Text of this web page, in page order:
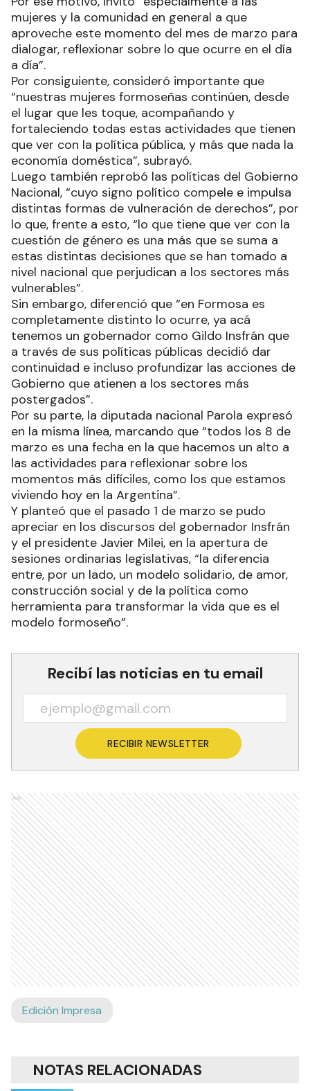
mujeres y la comunidad en general a que
aproveche este momento del mes de marzo para
dialogar, reflexionar sobre lo que ocurre en el día
a día”.
Por consiguiente, consideró importante que
“nuestras mujeres formoseñas continúen, desde
el lugar que les toque, acompañando y
fortaleciendo todas estas actividades que tienen
que ver con la política pública, y más que nada la
economía doméstica”, subrayó.
Luego también reprobó las políticas del Gobierno
Nacional, “cuyo signo político compele e impulsa
distintas formas de vulneración de derechos”, por
lo que, frente a esto, “lo que tiene que ver con la
cuestión de género es una más que se suma a
estas distintas decisiones que se han tomado a
nivel nacional que perjudican a los sectores más
vulnerables”.
Sin embargo, diferenció que “en Formosa es
completamente distinto lo ocurre, ya acá
tenemos un gobernador como Gildo Insfrán que
a través de sus políticas públicas decidió dar
continuidad e incluso profundizar las acciones de
Gobierno que atienen a los sectores más
postergados”.
Por su parte, la diputada nacional Parola expresó
en la misma línea, marcando que “todos los 8 de
marzo es una fecha en la que hacemos un alto a
las actividades para reflexionar sobre los
momentos más difíciles, como los que estamos
viviendo hoy en la Argentina”.
Y planteó que el pasado 1 de marzo se pudo
apreciar en los discursos del gobernador Insfrán
y el presidente Javier Milei, en la apertura de
sesiones ordinarias legislativas, “la diferencia
entre, por un lado, un modelo solidario, de amor,
construcción social y de la política como
herramienta para transformar la vida que es el
modelo formoseño”.
Recibí las noticias en tu email
RECIBIR NEWSLETTER
Ads
Edición Impresa
NOTAS RELACIONADAS